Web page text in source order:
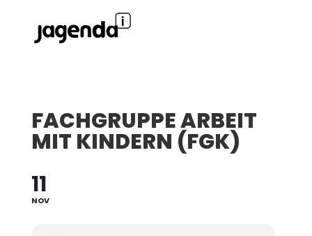
FACHGRUPPE ARBEIT
MIT KINDERN (FGK)
11
NOV